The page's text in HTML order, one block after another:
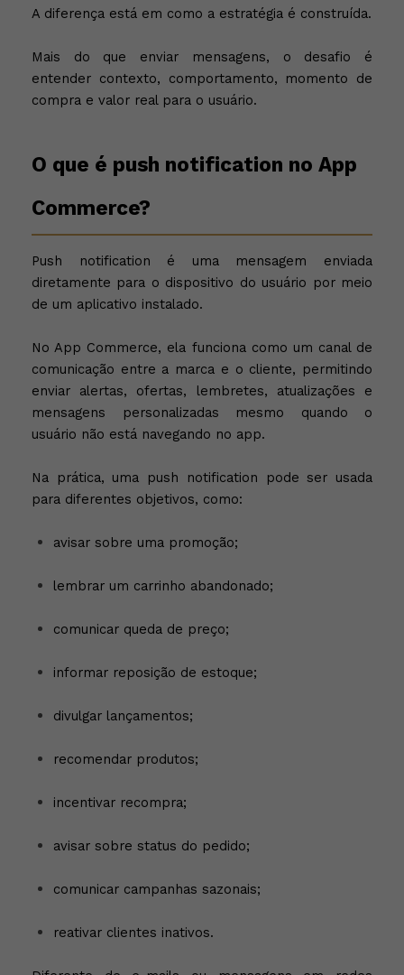
A diferença está em como a estratégia é construída.
Mais do que enviar mensagens, o desafio é
entender contexto, comportamento, momento de
compra e valor real para o usuário.
O que é push notification no App
Commerce?
Push notification é uma mensagem enviada
diretamente para o dispositivo do usuário por meio
de um aplicativo instalado.
No App Commerce, ela funciona como um canal de
comunicação entre a marca e o cliente, permitindo
enviar alertas, ofertas, lembretes, atualizações e
mensagens personalizadas mesmo quando o
usuário não está navegando no app.
Na prática, uma push notification pode ser usada
para diferentes objetivos, como:
avisar sobre uma promoção;
lembrar um carrinho abandonado;
comunicar queda de preço;
informar reposição de estoque;
divulgar lançamentos;
recomendar produtos;
incentivar recompra;
avisar sobre status do pedido;
comunicar campanhas sazonais;
reativar clientes inativos.